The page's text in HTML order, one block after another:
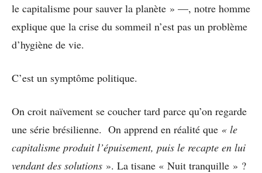
le capitalisme pour sauver la planète » —, notre homme
explique que la crise du sommeil n’est pas un problème
d’hygiène de vie.
C’est un symptôme politique.
On croit naïvement se coucher tard parce qu’on regarde
une série brésilienne. On apprend en réalité que « le
capitalisme produit l’épuisement, puis le recapte en lui
vendant des solutions ». La tisane « Nuit tranquille » ?